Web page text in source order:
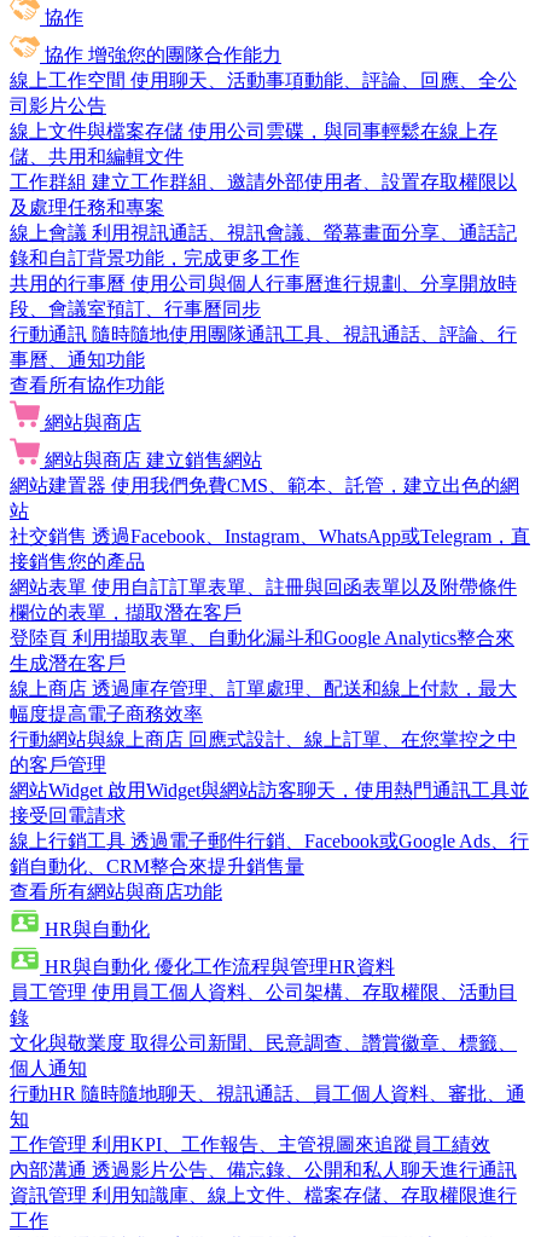
協作
協作 增強您的團隊合作能力
線上工作空間 使用聊天、活動事項動能、評論、回應、全公
司影片公告
線上文件與檔案存儲 使用公司雲碟，與同事輕鬆在線上存
儲、共用和編輯文件
工作群組 建立工作群組、邀請外部使用者、設置存取權限以
及處理任務和專案
線上會議 利用視訊通話、視訊會議、螢幕畫面分享、通話記
錄和自訂背景功能，完成更多工作
共用的行事曆 使用公司與個人行事曆進行規劃、分享開放時
段、會議室預訂、行事曆同步
行動通訊 隨時隨地使用團隊通訊工具、視訊通話、評論、行
事曆、通知功能
查看所有協作功能
網站與商店
網站與商店 建立銷售網站
網站建置器 使用我們免費CMS、範本、託管，建立出色的網
站
社交銷售 透過Facebook、Instagram、WhatsApp或Telegram，直
接銷售您的產品
網站表單 使用自訂訂單表單、註冊與回函表單以及附帶條件
欄位的表單，擷取潛在客戶
登陸頁 利用擷取表單、自動化漏斗和Google Analytics整合來
生成潛在客戶
線上商店 透過庫存管理、訂單處理、配送和線上付款，最大
幅度提高電子商務效率
行動網站與線上商店 回應式設計、線上訂單、在您掌控之中
的客戶管理
網站Widget 啟用Widget與網站訪客聊天，使用熱門通訊工具並
接受回電請求
線上行銷工具 透過電子郵件行銷、Facebook或Google Ads、行
銷自動化、CRM整合來提升銷售量
查看所有網站與商店功能
HR與自動化
HR與自動化 優化工作流程與管理HR資料
員工管理 使用員工個人資料、公司架構、存取權限、活動目
錄
文化與敬業度 取得公司新聞、民意調查、讚賞徽章、標籤、
個人通知
行動HR 隨時隨地聊天、視訊通話、員工個人資料、審批、通
知
工作管理 利用KPI、工作報告、主管視圖來追蹤員工績效
內部溝通 透過影片公告、備忘錄、公開和私人聊天進行通訊
資訊管理 利用知識庫、線上文件、檔案存儲、存取權限進行
工作